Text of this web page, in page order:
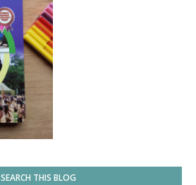
SEARCH THIS BLOG